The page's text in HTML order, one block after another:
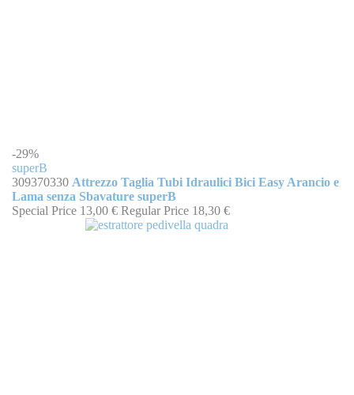
-29%
superB
309370330 Attrezzo Taglia Tubi Idraulici Bici Easy Arancio e
Lama senza Sbavature superB
Special Price 13,00 € Regular Price 18,30 €